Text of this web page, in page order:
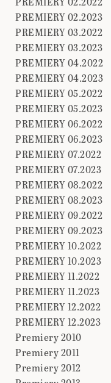
PREMIERY 02.2023
PREMIERY 03.2022
PREMIERY 03.2023
PREMIERY 04.2022
PREMIERY 04.2023
PREMIERY 05.2022
PREMIERY 05.2023
PREMIERY 06.2022
PREMIERY 06.2023
PREMIERY 07.2022
PREMIERY 07.2023
PREMIERY 08.2022
PREMIERY 08.2023
PREMIERY 09.2022
PREMIERY 09.2023
PREMIERY 10.2022
PREMIERY 10.2023
PREMIERY 11.2022
PREMIERY 11.2023
PREMIERY 12.2022
PREMIERY 12.2023
Premiery 2010
Premiery 2011
Premiery 2012